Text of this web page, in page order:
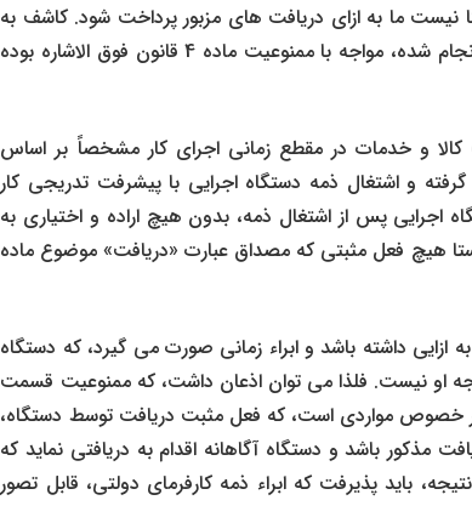
نیست ما به ازای دریافت ‌های مزبور پرداخت شود. کاشف به
عمل می ‌آید که دریافت ‌هایی که در حین اجرای قرارداد انجام شده، مواجه با ممنوعیت ماده 4 قانون فوق‌ الاشاره بوده
کالا و خدمات در مقطع زمانی اجرای کار مشخصاً بر اساس
و اشتغال ذمه دستگاه اجرایی با پیشرفت تدریجی کار
اجرایی پس از اشتغال ذمه، بدون هیچ اراده و اختیاری به
هیچ فعل مثبتی که مصداق عبارت «دریافت» موضوع ماده
ازایی داشته باشد و ابراء زمانی صورت می ‌گیرد، که دستگاه
او نیست. فلذا می ‌توان اذعان داشت، که ممنوعیت قسمت
در خصوص مواردی است، که فعل مثبت دریافت توسط دستگاه،
مذکور باشد و دستگاه آگاهانه اقدام به دریافتی نماید که
باید پذیرفت که ابراء ذمه کارفرمای دولتی، قابل تصور